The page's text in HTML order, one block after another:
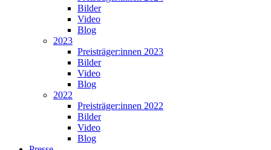
Bilder
Video
Blog
2023
Preisträger:innen 2023
Bilder
Video
Blog
2022
Preisträger:innen 2022
Bilder
Video
Blog